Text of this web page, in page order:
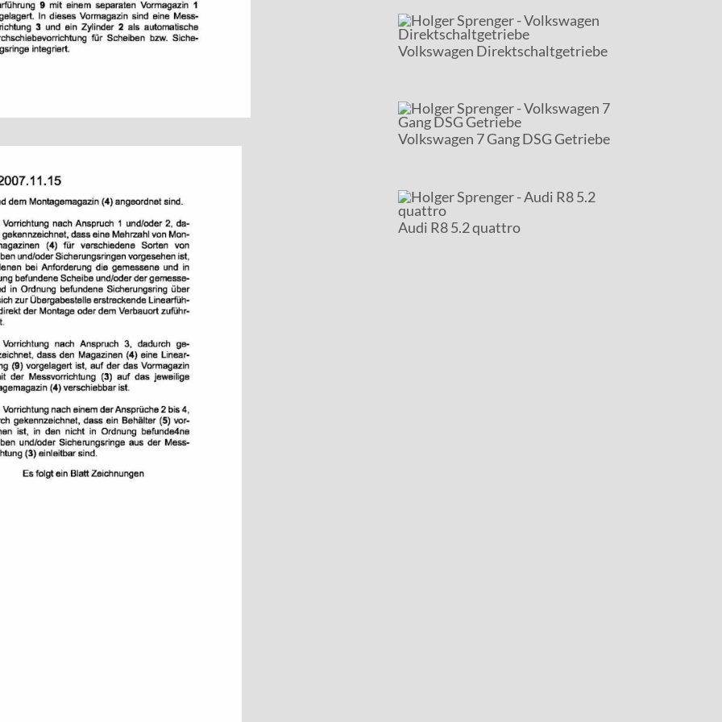
Volkswagen Direktschaltgetriebe
Volkswagen 7 Gang DSG Getriebe
Audi R8 5.2 quattro